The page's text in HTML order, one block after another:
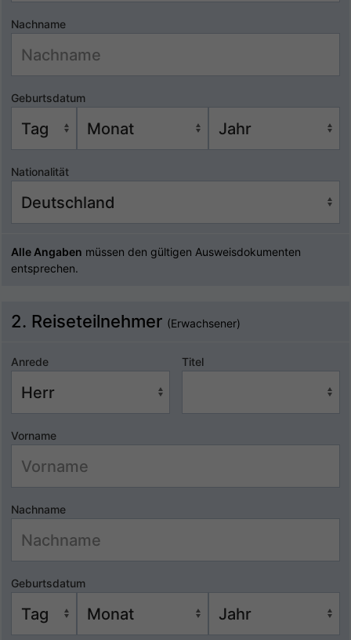
Nachname
Geburtsdatum
Nationalität
Alle Angaben müssen den gültigen Ausweisdokumenten
entsprechen.
2. Reiseteilnehmer (Erwachsener)
Anrede Titel
Vorname
Nachname
Geburtsdatum